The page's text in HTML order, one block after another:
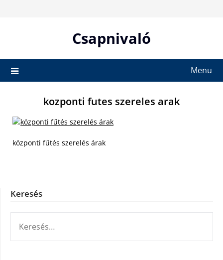
Csapnivaló
Menu
kozponti futes szereles arak
központi fűtés szerelés árak
Keresés